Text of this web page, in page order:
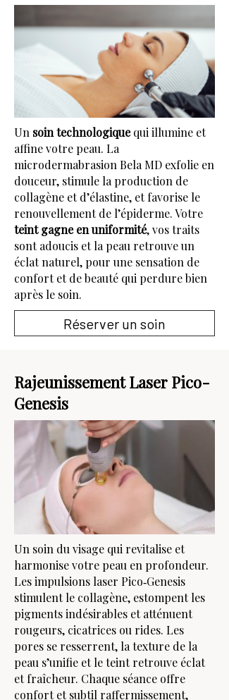
Un soin technologiquequi illumine et
affine votre peau. La
microdermabrasion Bela MD exfolie en
douceur, stimule la production de
collagène et d’élastine, et favorise le
renouvellement de l’épiderme. Votre
teint gagne en uniformité, vos traits
sont adoucis et la peau retrouve un
éclat naturel, pour une sensation de
confort et de beauté qui perdure bien
après le soin.
Réserver un soin
Rajeunissement Laser Pico-
Genesis
Un soin du visage qui revitalise et
harmonise votre peau en profondeur.
Les impulsions laser Pico‑Genesis
stimulent le collagène, estompent les
pigments indésirables et atténuent
rougeurs, cicatrices ou rides. Les
pores se resserrent, la texture de la
peau s’unifie et le teint retrouve éclat
et fraîcheur. Chaque séance offre
confort et subtil raffermissement,